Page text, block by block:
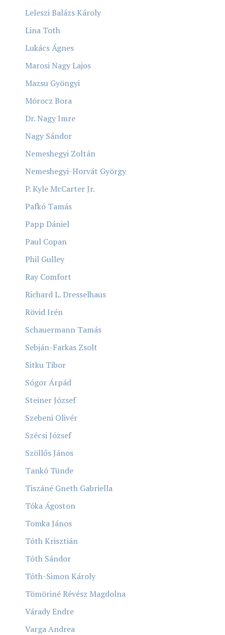
Leleszi Balázs Károly
Lina Toth
Lukács Ágnes
Marosi Nagy Lajos
Mazsu Gyöngyi
Mórocz Bora
Dr. Nagy Imre
Nagy Sándor
Nemeshegyi Zoltán
Nemeshegyi-Horvát György
P. Kyle McCarter Jr.
Pafkó Tamás
Papp Dániel
Paul Copan
Phil Gulley
Ray Comfort
Richard L. Dresselhaus
Rövid Irén
Schauermann Tamás
Sebján-Farkas Zsolt
Sitku Tibor
Sógor Árpád
Steiner József
Szebeni Olivér
Szécsi József
Szöllős János
Tankó Tünde
Tiszáné Gneth Gabriella
Tóka Ágoston
Tomka János
Tóth Krisztián
Tóth Sándor
Tóth-Simon Károly
Tömöriné Révész Magdolna
Várady Endre
Varga Andrea